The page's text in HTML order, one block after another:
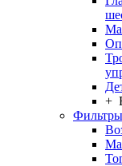
+
Фильтры